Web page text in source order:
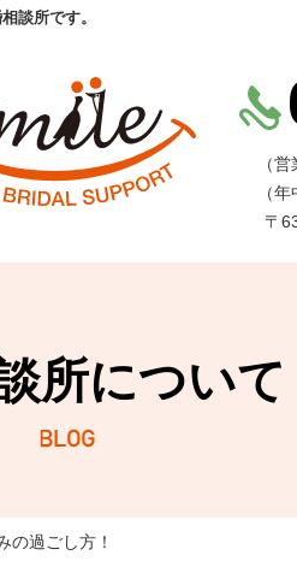
談所です。
（
（
〒
所について
の過ごし方！